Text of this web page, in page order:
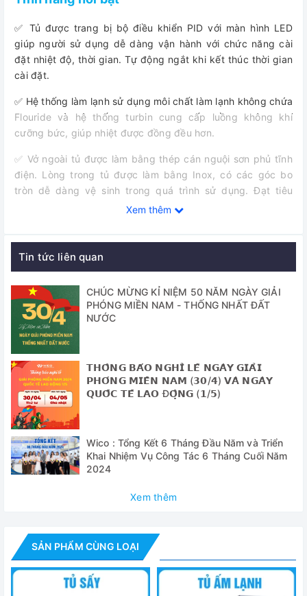
✅ Tủ được trang bị bộ điều khiển PID với màn hình LED
giúp người sử dụng dễ dàng vận hành với chức năng cài
đặt nhiệt độ, thời gian. Tự động ngắt khi kết thúc thời gian
cài đặt.
✅ Hệ thống làm lạnh sử dụng môi chất làm lạnh không chứa
Flouride và hệ thống turbin cung cấp luồng không khí
cưỡng bức, giúp nhiệt được đồng đều hơn.
✅ Vở ngoài tủ được làm bằng thép cán nguội sơn phủ tĩnh
điện. Lòng trong tủ được làm bằng Inox, có các góc bo
tròn dễ dàng vệ sinh trong quá trình sử dụng. Đạt tiêu
chuẩn dùng trong y tế, dược phẩm, mỹ phẩm, thực phẩm,
lớn, giúp người sử dụng dễ dàng quan sát các mẫu trong
Thông số kỹ thuật
Model
Dung tích 50 lít
Buồng Buồng Inox
Nguồn điện
Công suất 600W
Dải nhiệt độ 5 -65 độ C
0.1 độ C
Kích thước
buồng sấy
350 x 350 x 400 mm
Xem thêm
Tin tức liên quan
CHÚC MỪNG KỈ NIỆM 50 NĂM NGÀY GIẢI
PHÓNG MIỀN NAM - THỐNG NHẤT ĐẤT
NƯỚC
𝗧𝗛𝗢̂𝗡𝗚 𝗕𝗔́𝗢 𝗡𝗚𝗛𝗜̉ 𝗟𝗘̂̃ 𝗡𝗚𝗔̀𝗬 𝗚𝗜𝗔̉𝗜
𝗣𝗛𝗢́𝗡𝗚 𝗠𝗜𝗘̂̀𝗡 𝗡𝗔𝗠 (𝟯𝟬/𝟰) 𝗩𝗔̀ 𝗡𝗚𝗔̀𝗬
𝗤𝗨𝗢̂́𝗖 𝗧𝗘̂́ 𝗟𝗔𝗢 Đ𝗢̣̂𝗡𝗚 (𝟭/𝟱)
Wico : Tổng Kết 6 Tháng Đầu Năm và Triển
Khai Nhiệm Vụ Công Tác 6 Tháng Cuối Năm
2024
Xem thêm
SẢN PHẨM CÙNG LOẠI